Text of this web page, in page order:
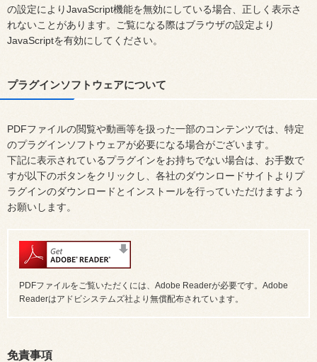
の設定によりJavaScript機能を無効にしている場合、正しく表示さ
れないことがあります。ご覧になる際はブラウザの設定より
JavaScriptを有効にしてください。
プラグインソフトウェアについて
PDFファイルの閲覧や動画等を扱った一部のコンテンツでは、特定
のプラグインソフトウェアが必要になる場合がございます。
下記に表示されているプラグインをお持ちでない場合は、お手数で
すが以下のボタンをクリックし、各社のダウンロードサイトよりプ
ラグインのダウンロードとインストールを行っていただけますよう
お願いします。
PDFファイルをご覧いただくには、Adobe Readerが必要です。Adobe
Readerはアドビシステムズ社より無償配布されています。
免責事項